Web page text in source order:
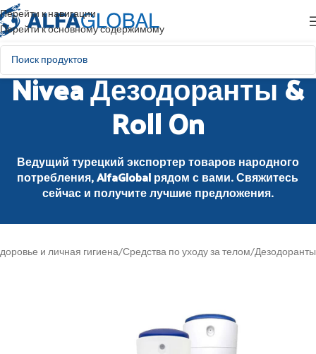
Перейти к навигации
Перейти к основному содержимому
Nivea Дезодоранты &
Roll On
Ведущий турецкий экспортер товаров народного
потребления, AlfaGlobal рядом с вами. Свяжитесь
сейчас и получите лучшие предложения.
и личная гигиена/Средства по уходу за телом/Дезодоранты